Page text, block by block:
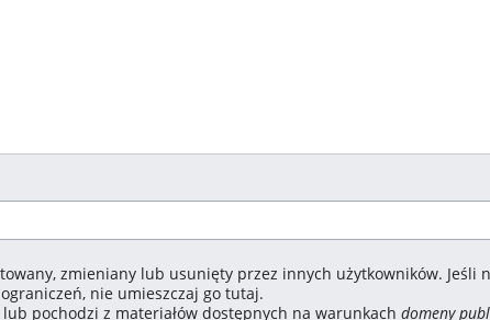
zmieniany lub usunięty przez innych użytkowników. Jeśli
nie umieszczaj go tutaj.
pochodzi z materiałów dostępnych na warunkach domeny